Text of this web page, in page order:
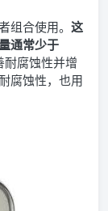
组合使用。 这
通常少于
耐腐蚀性并增
腐蚀性，也用